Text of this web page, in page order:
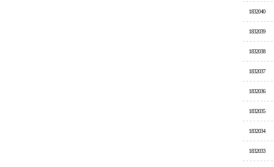
1832040
1832039
1832038
1832037
1832036
1832035
1832034
1832033